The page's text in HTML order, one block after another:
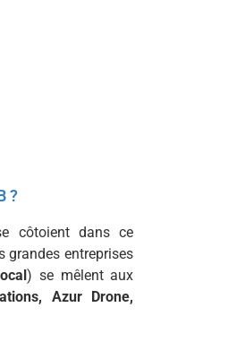
?
côtoient dans ce
grandes entreprises
) se mêlent aux
Azur Drone,